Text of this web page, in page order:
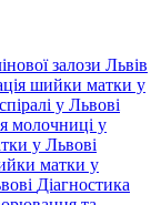
залози Львів
шийки матки у
у Львові
молочниці у
у Львові
матки у
Діагностика